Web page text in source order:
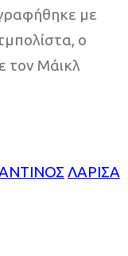
με
ο
τον Μάικλ
ΛΑΡΙΣΑ